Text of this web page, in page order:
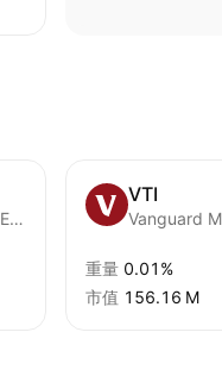
iShares Core S&P Small Cap ETF
VTI
重量 0.01%
市值 ‪156.16 M‬